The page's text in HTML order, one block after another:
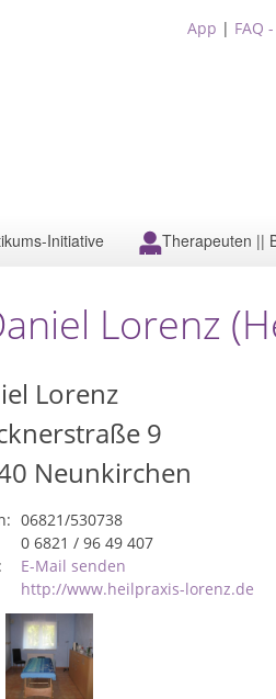
App | FAQ
Initiative Therapeuten ||
Lorenz
Lorenz
9
Neunkirchen
06821/530738
0 6821 / 96 49 407
E-Mail senden
http://www.heilpraxis-lorenz.de